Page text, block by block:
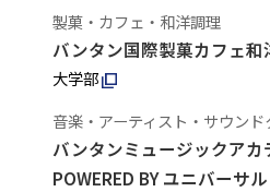
製菓・カフェ・和洋調理
バンタン国際製菓カフェ和
大学部
音楽・アーティスト・サウンド
バンタンミュージックアカ
POWERED BY ユニバーサ